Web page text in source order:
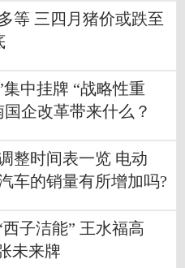
等 三四月猪价或跌至
集中挂牌 “战略性重
企改革带来什么？
整时间表一览 电动
车的销量有所增加吗?
西子洁能” 王水福高
未来牌